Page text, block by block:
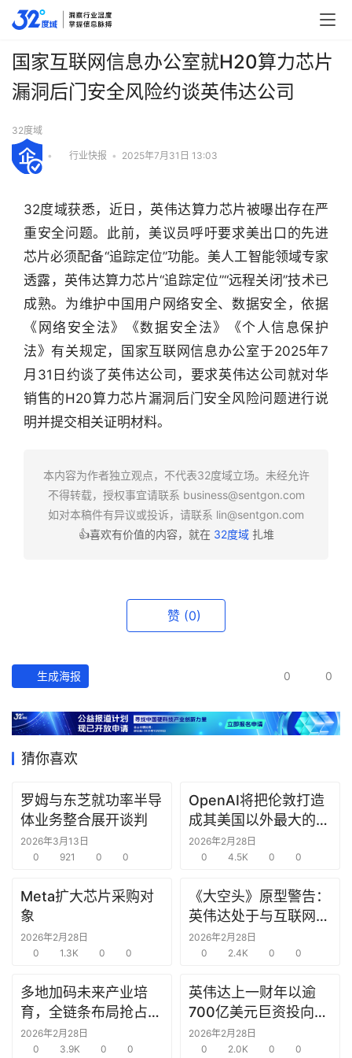
行
业
快
报
产
经
据
研
报
告
之
窗
机
链
合
圈
国家互联网信息办公室就H20算力芯片
漏洞后门安全风险约谈英伟达公司
32度域
• 行业快报 • 2025年7月31日 13:03
32度域获悉，近日，英伟达算力芯片被曝出存在严
重安全问题。此前，美议员呼吁要求美出口的先进
芯片必须配备“追踪定位”功能。美人工智能领域专家
透露，英伟达算力芯片“追踪定位”“远程关闭”技术已
成熟。为维护中国用户网络安全、数据安全，依据
《网络安全法》《数据安全法》《个人信息保护
法》有关规定，国家互联网信息办公室于2025年7
月31日约谈了英伟达公司，要求英伟达公司就对华
销售的H20算力芯片漏洞后门安全风险问题进行说
明并提交相关证明材料。
本内容为作者独立观点，不代表32度域立场。未经允许
不得转载，授权事宜请联系 business@sentgon.com
如对本稿件有异议或投诉，请联系 lin@sentgon.com
👍喜欢有价值的内容，就在 32度域扎堆
赞 (0)
生成海报 0 0
猜你喜欢
罗姆与东芝就功率半导
体业务整合展开谈判
2026年3月13日
0
921 0 0
OpenAI将把伦敦打造
成其美国以外最大的研
究中心
2026年2月28日
0
4.5K 0 0
Meta扩大芯片采购对
象
2026年2月28日
0
1.3K 0 0
《大空头》原型警告：
英伟达处于与互联网泡
沫时期思科同样的“危
险境地”
2026年2月28日
0
2.4K 0 0
多地加码未来产业培
育，全链条布局抢占新
赛道先机
2026年2月28日
0
3.9K 0 0
英伟达上一财年以逾
700亿美元巨资投向合
作方，竭力巩固AI芯片
需求
2026年2月28日
0
2.0K 0 0